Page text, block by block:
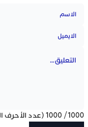
1000
/
1000 (عدد الأحرف